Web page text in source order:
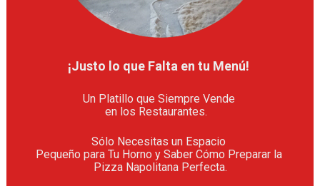
¡Justo lo que Falta en tu Menú!
Un Platillo que Siempre Vende
en los Restaurantes.
Sólo Necesitas un Espacio
Pequeño para Tu Horno y Saber Cómo Preparar la
Pizza Napolitana Perfecta.